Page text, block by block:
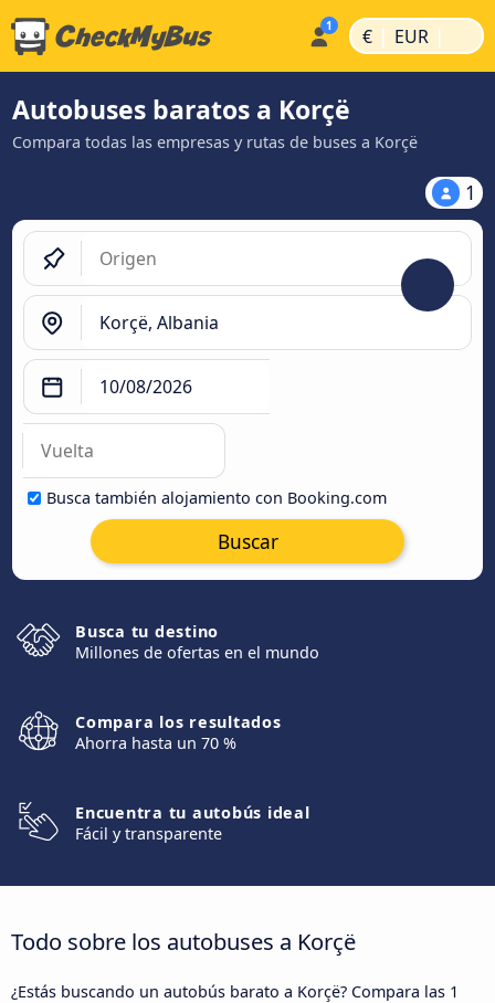
€ | EUR |
Autobuses baratos a Korçë
Compara todas las empresas y rutas de buses a Korçë
1
Busca también alojamiento con Booking.com
Buscar
Busca tu destino
Millones de ofertas en el mundo
Compara los resultados
Ahorra hasta un 70 %
Encuentra tu autobús ideal
Fácil y transparente
Todo sobre los autobuses a Korçë
¿Estás buscando un autobús barato a Korçë? Compara las 1